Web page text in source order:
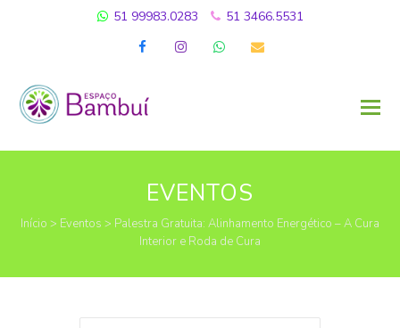
51 99983.0283 51 3466.5531
FacebookInstagramWhatsapp
Email
EVENTOS
Início > Eventos > Palestra Gratuita: Alinhamento Energético – A Cura
Interior e Roda de Cura